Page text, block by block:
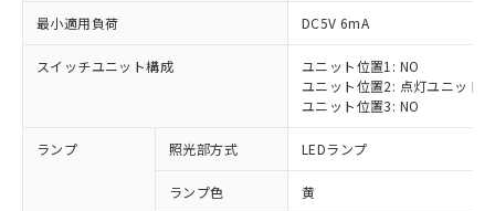
最小適用負荷 DC5V 6mA
スイッチユニット構成
ユニット位置1: NO
ユニット位置2: 点灯ユニット
ユニット位置3: NO
ランプ 照光部方式 LEDランプ
ランプ色 黄
対応済み：EU RoHS指令（10物質）の
非含有に対応した製品が提供可能な商品で